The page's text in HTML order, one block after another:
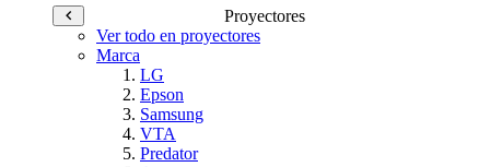
Proyectores
Ver todo en proyectores
Marca
LG
Epson
Samsung
VTA
Predator